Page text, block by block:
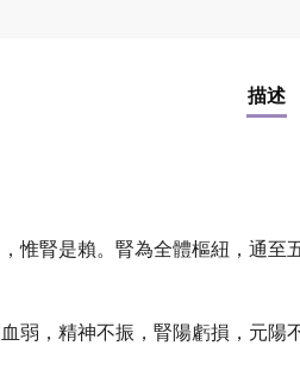
描述
惟腎是賴。腎為全體樞紐，通至
弱，精神不振，腎陽虧損，元陽